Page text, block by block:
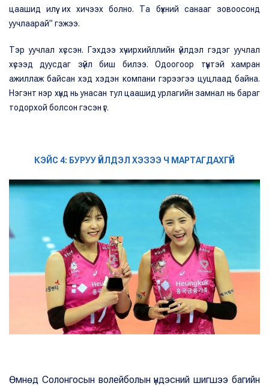
цаашид илүү их хичээх болно. Та бүхний санааг зовоосонд
уучлаарай” гэжээ.
Тэр уучлал хүссэн. Гэхдээ хүчирхийллийн үйлдэл гэдэг уучлал
хүсээд дуусдаг зүйл биш билээ. Одоогоор түүнтэй хамран
ажиллаж байсан хэд хэдэн компани гэрээгээ цуцлаад байна.
Нэгэнт нэр хүнд нь унасан тул цаашид урлагийн замнал нь бараг
тодорхой болсон гэсэн үг.
КЭЙС 4: БУРУУ ҮЙЛДЭЛ ХЭЗЭЭ Ч МАРТАГДАХГҮЙ
Өмнөд Солонгосын волейболын үндэсний шигшээ багийн